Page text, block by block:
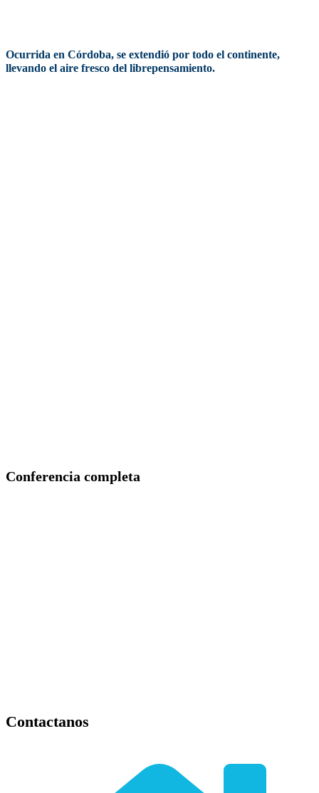
Ocurrida en Córdoba, se extendió por todo el continente,
llevando el aire fresco del librepensamiento.
Conferencia completa
Contactanos